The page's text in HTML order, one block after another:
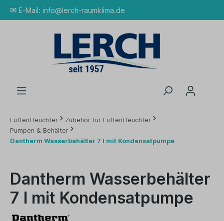
✉ E-Mail: info@lerch-raumklima.de
Luftentfeuchter
Zubehör für Luftentfeuchter
Pumpen & Behälter
Dantherm Wasserbehälter 7 l mit Kondensatpumpe
Dantherm Wasserbehälter
7 l mit Kondensatpumpe